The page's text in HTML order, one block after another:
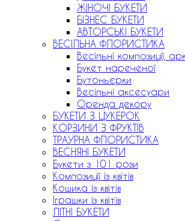
ЖІНОЧІ БУКЕТИ
БІЗНЕС БУКЕТИ
АВТОРСЬКІ БУКЕТИ
ВЕСІЛЬНА ФЛОРИСТИКА
Весільні композиції,
Букет нареченої
Бутоньєрки
Весільні аксесуари
Оренда декору
БУКЕТИ З ЦУКЕРОК
КОРЗИНИ З ФРУКТІВ
ТРАУРНА ФЛОРИСТИКА
ВЕСНЯНІ БУКЕТИ
Букети з 101 рози
Композиції із квітів
Кошика із квітів
Іграшки із квітів
ЛІТНІ БУКЕТИ